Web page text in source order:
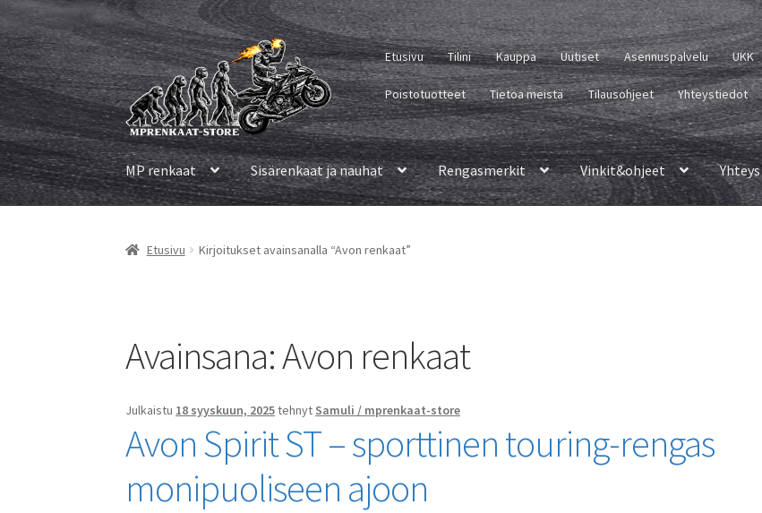
Siirry
navigointiin
Siirry
sisältöön
Etusivu Tilini Kauppa Uutiset Asennuspalvelu UKK
Poistotuotteet Tietoa meistä Tilausohjeet Yhteystiedot
MP renkaat Sisärenkaat ja nauhat Rengasmerkit Vinkit&ohjeet Yhteys
Etusivu Kirjoitukset avainsanalla “Avon renkaat”
Avainsana:Avon renkaat
Julkaistu 18 syyskuun, 2025tehnyt Samuli / mprenkaat-store
Avon Spirit ST – sporttinen touring-rengas
monipuoliseen ajoon